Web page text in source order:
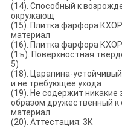
(14). Способный к
окружающ
(15). Плитка фарфора
материал
(16). Плитка фарфора
(1ъ). Поверхностная
5)
(18). Царапина-
и не требующее ухода
(19). Не содержит никакие
образом дружественный
материал
(20). Аттестация: 3К